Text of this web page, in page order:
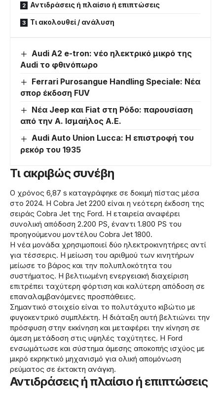
Αντιδράσεις ή πλαίσιο ή επιπτώσεις
Τι ακολουθεί / ανάλυση
Audi A2 e-tron: νέο ηλεκτρικό μικρό της
Audi το φθινόπωρο
Ferrari Purosangue Handling Speciale: Νέα
σπορ έκδοση FUV
Νέα Jeep και Fiat στη Ρόδο: παρουσίαση
από την Α. Ισμαήλος Α.Ε.
Audi Auto Union Lucca: Η επιστροφή του
ρεκόρ του 1935
Τι ακριβώς συνέβη
Ο χρόνος 6,87 s καταγράφηκε σε δοκιμή πίστας μέσα
στο 2024. Η Cobra Jet 2200 είναι η νεότερη έκδοση της
σειράς Cobra Jet της Ford. Η εταιρεία αναφέρει
συνολική απόδοση 2.200 PS, έναντι 1.800 PS του
προηγούμενου μοντέλου Cobra Jet 1800.
Η νέα μονάδα χρησιμοποιεί δύο ηλεκτροκινητήρες αντί
για τέσσερις. Η μείωση του αριθμού των κινητήρων
μείωσε το βάρος και την πολυπλοκότητα του
συστήματος. Η βελτιωμένη ενεργειακή διαχείριση
επιτρέπει ταχύτερη φόρτιση και καλύτερη απόδοση σε
επαναλαμβανόμενες προσπάθειες.
Σημαντικό στοιχείο είναι το πολυτάχυτο κιβώτιο με
φυγοκεντρικό συμπλέκτη. Η διάταξη αυτή βελτιώνει την
πρόσφυση στην εκκίνηση και μεταφέρει την κίνηση σε
άμεση μετάδοση στις υψηλές ταχύτητες. Η Ford
ενσωμάτωσε και σύστημα άμεσης αποκοπής ισχύος με
μικρό εκρηκτικό μηχανισμό για ολική απομόνωση
ρεύματος σε έκτακτη ανάγκη.
Αντιδράσεις ή πλαίσιο ή επιπτώσεις